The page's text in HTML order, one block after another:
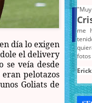
día lo exigen
el delivery
se veía desde
eran pelotazos
Goliats de
me